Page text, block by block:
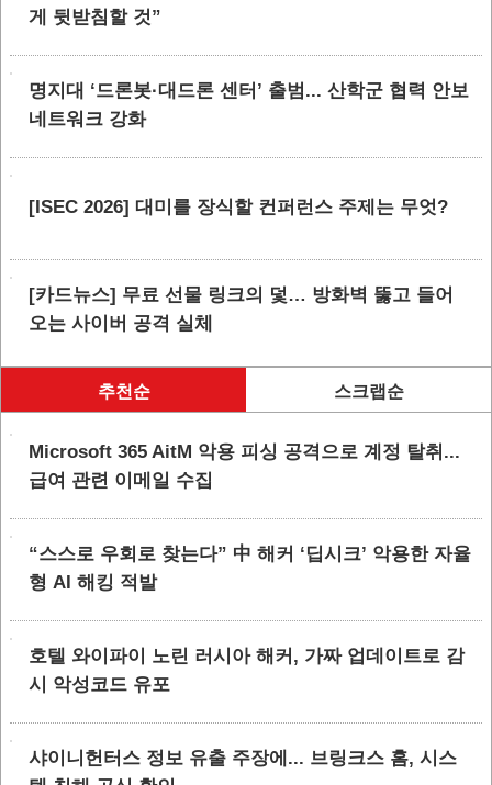
게 뒷받침할 것”
명지대 ‘드론봇·대드론 센터’ 출범... 산학군 협력 안보
네트워크 강화
[ISEC 2026] 대미를 장식할 컨퍼런스 주제는 무엇?
[카드뉴스] 무료 선물 링크의 덫… 방화벽 뚫고 들어
오는 사이버 공격 실체
추천순 스크랩순
Microsoft 365 AitM 악용 피싱 공격으로 계정 탈취...
급여 관련 이메일 수집
“스스로 우회로 찾는다” 中 해커 ‘딥시크’ 악용한 자율
형 AI 해킹 적발
호텔 와이파이 노린 러시아 해커, 가짜 업데이트로 감
시 악성코드 유포
샤이니헌터스 정보 유출 주장에... 브링크스 홈, 시스